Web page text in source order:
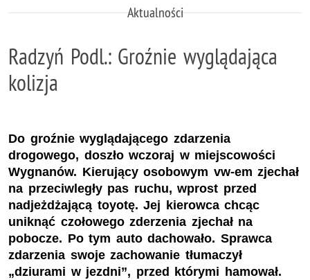
Aktualności
Radzyń Podl.: Groźnie wyglądająca
kolizja
Do groźnie wyglądającego zdarzenia
drogowego, doszło wczoraj w miejscowości
Wygnanów. Kierujący osobowym vw-em zjechał
na przeciwległy pas ruchu, wprost przed
nadjeżdżającą toyotę. Jej kierowca chcąc
uniknąć czołowego zderzenia zjechał na
pobocze. Po tym auto dachowało. Sprawca
zdarzenia swoje zachowanie tłumaczył
„dziurami w jezdni”, przed którymi hamował.